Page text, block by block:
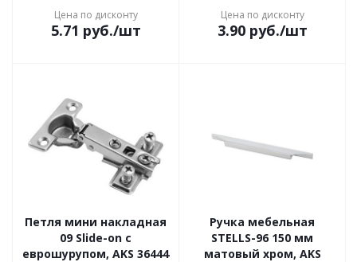
Цена по дисконту
5.71 руб./шт
Цена по дисконту
3.90руб./шт
Петля мини накладная
09 Slide-on с
еврошурупом, AKS 36444
Ручка мебельная
STELLS-96 150 мм
матовый хром, AKS